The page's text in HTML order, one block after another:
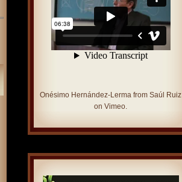
Onésimo Hernández-Lerma from Saúl Ruiz
on Vimeo.